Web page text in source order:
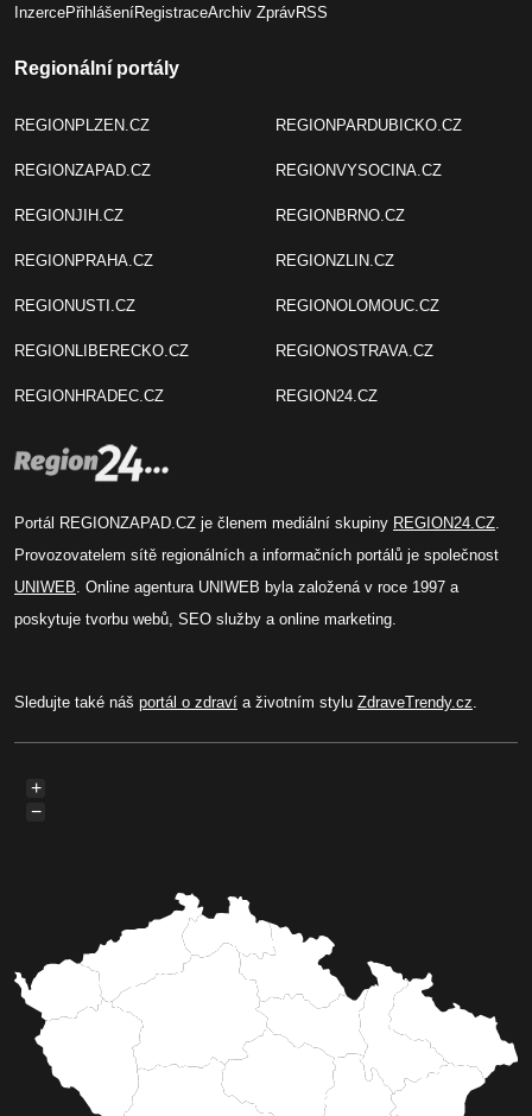
InzercePřihlášeníRegistraceArchiv ZprávRSS
Regionální portály
REGIONPLZEN.CZ
REGIONZAPAD.CZ
REGIONJIH.CZ
REGIONPRAHA.CZ
REGIONUSTI.CZ
REGIONLIBERECKO.CZ
REGIONHRADEC.CZ
REGIONPARDUBICKO.CZ
REGIONVYSOCINA.CZ
REGIONBRNO.CZ
REGIONZLIN.CZ
REGIONOLOMOUC.CZ
REGIONOSTRAVA.CZ
REGION24.CZ
Portál REGIONZAPAD.CZ je členem mediální skupiny REGION24.CZ.
Provozovatelem sítě regionálních a informačních portálů je společnost
UNIWEB. Online agentura UNIWEB byla založená v roce 1997 a
poskytuje tvorbu webů, SEO služby a online marketing.
Sledujte také náš portál o zdraví a životním stylu ZdraveTrendy.cz.
+
−